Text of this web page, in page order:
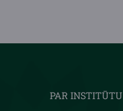
PAR INSTITŪTU